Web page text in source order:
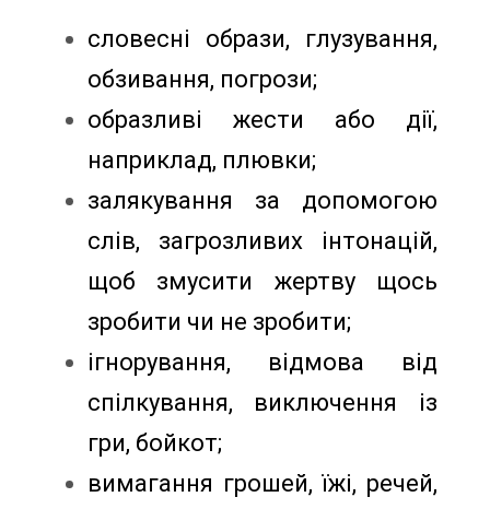
словесні образи, глузування,
обзивання, погрози;
образливі жести або дії,
наприклад, плювки;
залякування за допомогою
слів, загрозливих інтонацій,
щоб змусити жертву щось
зробити чи не зробити;
ігнорування, відмова від
спілкування, виключення із
гри, бойкот;
вимагання грошей, їжі, речей,